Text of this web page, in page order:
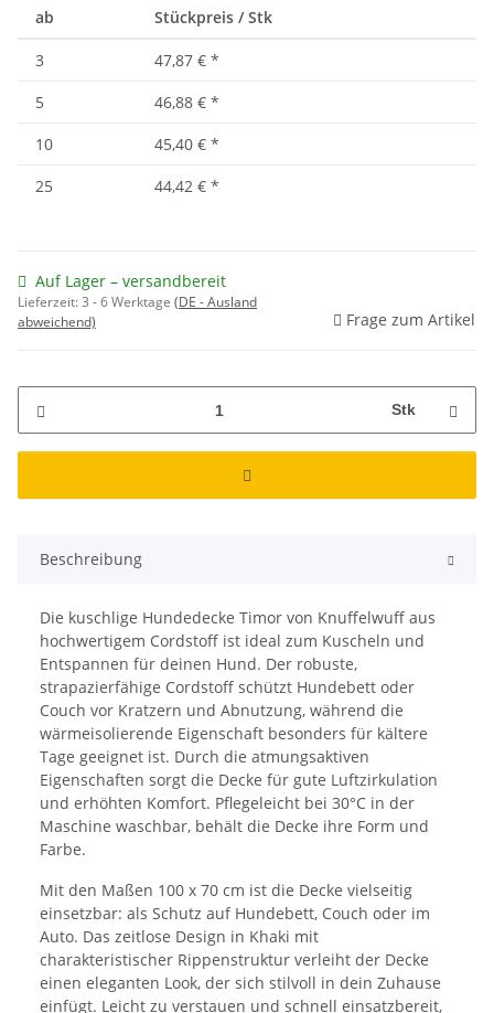
ab Stückpreis / Stk
3 47,87 € *
5
46,88 € *
10
45,40 € *
25
44,42 € *
Auf Lager – versandbereit
Lieferzeit:3 - 6 Werktage (DE - Ausland
abweichend)
Frage zum Artikel
Stk
Beschreibung
Die kuschlige Hundedecke Timor von Knuffelwuff aus
hochwertigem Cordstoff ist ideal zum Kuscheln und
Entspannen für deinen Hund. Der robuste,
strapazierfähige Cordstoff schützt Hundebett oder
Couch vor Kratzern und Abnutzung, während die
wärmeisolierende Eigenschaft besonders für kältere
Tage geeignet ist. Durch die atmungsaktiven
Eigenschaften sorgt die Decke für gute Luftzirkulation
und erhöhten Komfort. Pflegeleicht bei 30°C in der
Maschine waschbar, behält die Decke ihre Form und
Farbe.
Mit den Maßen 100 x 70 cm ist die Decke vielseitig
einsetzbar: als Schutz auf Hundebett, Couch oder im
Auto. Das zeitlose Design in Khaki mit
charakteristischer Rippenstruktur verleiht der Decke
einen eleganten Look, der sich stilvoll in dein Zuhause
einfügt. Leicht zu verstauen und schnell einsatzbereit,